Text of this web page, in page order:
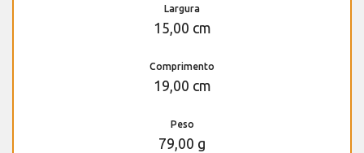
Largura
15,00 cm
Comprimento
19,00 cm
Peso
79,00 g